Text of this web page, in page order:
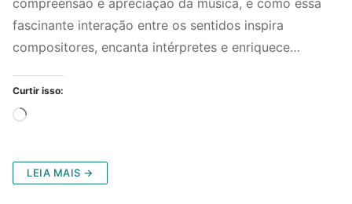
fascinante interação entre os sentidos inspira
compositores, encanta intérpretes e enriquece…
Curtir isso:
Carregando...
LEIA MAIS →